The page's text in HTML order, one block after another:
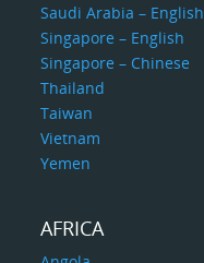
Saudi Arabia – English
Singapore – English
Singapore – Chinese
Thailand
Taiwan
Vietnam
Yemen
AFRICA